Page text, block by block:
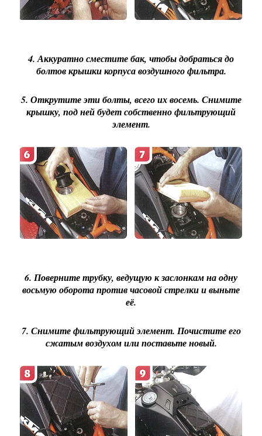
4. Аккуратно сместите бак, чтобы добраться до
болтов крышки корпуса воздушного фильтра.
5. Открутите эти болты, всего их восемь. Снимите
крышку, под ней будет собственно фильтрующий
элемент.
6. Поверните трубку, ведущую к заслонкам на одну
восьмую оборота против часовой стрелки и выньте
её.
7. Снимите фильтрующий элемент. Почистите его
сжатым воздухом или поставьте новый.